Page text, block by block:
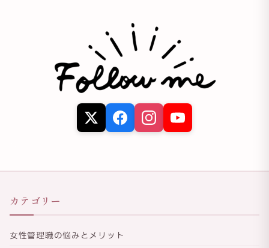
カテゴリー
女性管理職の悩みとメリット